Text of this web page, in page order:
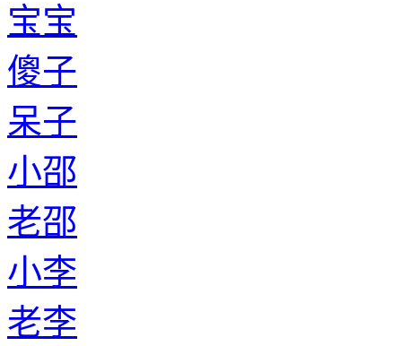
宝宝
傻子
呆子
小邵
老邵
小李
老李